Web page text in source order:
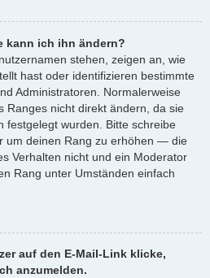
kann ich ihn ändern?
stehen, zeigen an, wie
hast oder identifizieren bestimmte
Administratoren. Normalerweise
Ranges nicht direkt ändern, da sie
festgelegt wurden. Bitte schreibe
um deinen Rang zu erhöhen — die
Verhalten nicht und ein Moderator
Rang unter Umständen einfach
auf den E-Mail-Link klicke,
anzumelden.